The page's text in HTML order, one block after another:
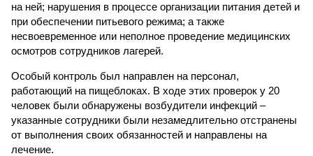
на ней; нарушения в процессе организации питания детей и
при обеспечении питьевого режима; а также
несвоевременное или неполное проведение медицинских
осмотров сотрудников лагерей.
Особый контроль был направлен на персонал,
работающий на пищеблоках. В ходе этих проверок у 20
человек были обнаружены возбудители инфекций –
указанные сотрудники были незамедлительно отстранены
от выполнения своих обязанностей и направлены на
лечение.